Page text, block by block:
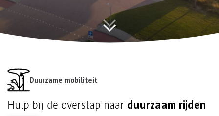
Duurzame mobiliteit
Hulp bij de overstap naar duurzaam rijden